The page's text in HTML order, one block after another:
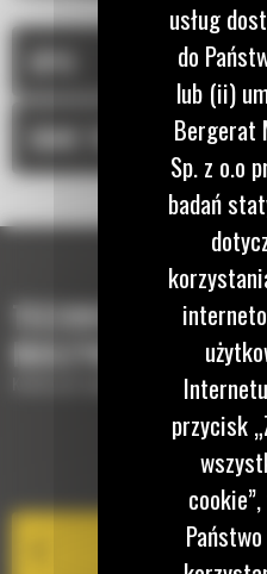
DANE TECHNICZNE
TECHNOLOGIE,
MASZYNĘ
Krótki opis wyposażenia lub technologii
EQUIPMENT
usług
do
lub (ii)
Bergerat
Sp. z o.o
badań
przycisk